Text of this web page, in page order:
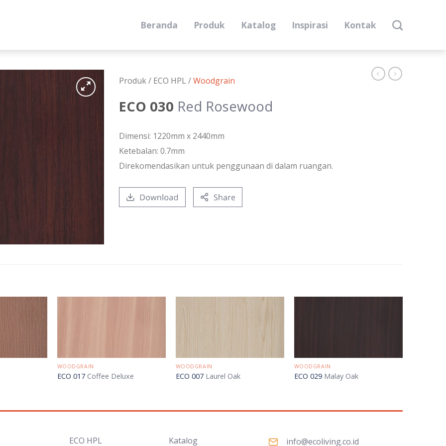
Beranda Produk Katalog Inspirasi Kontak
Produk / ECO HPL /Woodgrain
ECO 030 Red Rosewood
Dimensi: 1220mm x 2440mm
Ketebalan: 0.7mm
Direkomendasikan untuk penggunaan di dalam ruangan.
WOODGRAIN
ECO 017 Coffee Deluxe
WOODGRAIN
ECO 007 Laurel Oak
WOODGRAIN
ECO 029 Malay Oak
ECO HPL Katalog info@ecoliving.co.id